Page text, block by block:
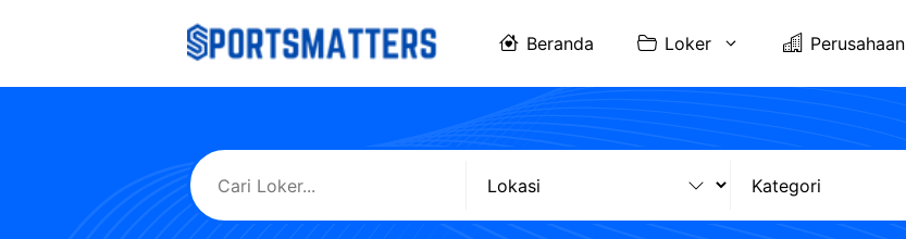
Beranda Loker Perusahaan